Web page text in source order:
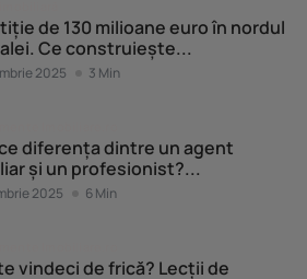
de 130 milioane euro în nordul
Ce construiește...
2025 3 Min
diferența dintre un agent
și un profesionist?...
2025 6 Min
vindeci de frică? Lecții de